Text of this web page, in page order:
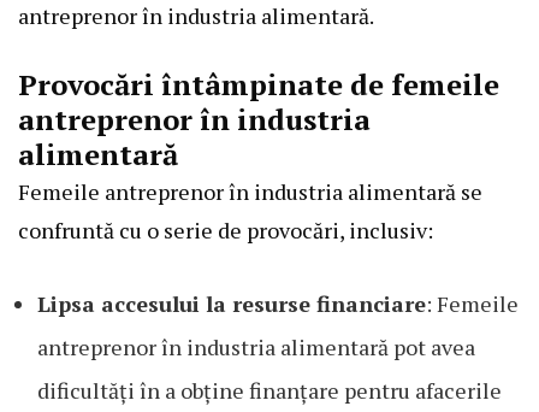
antreprenor în industria alimentară.
Provocări întâmpinate de femeile
antreprenor în industria
alimentară
Femeile antreprenor în industria alimentară se
confruntă cu o serie de provocări, inclusiv:
Lipsa accesului la resurse financiare: Femeile
antreprenor în industria alimentară pot avea
dificultăți în a obține finanțare pentru afacerile